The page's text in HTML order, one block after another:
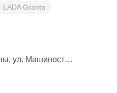
LADA Granta
1/2Б